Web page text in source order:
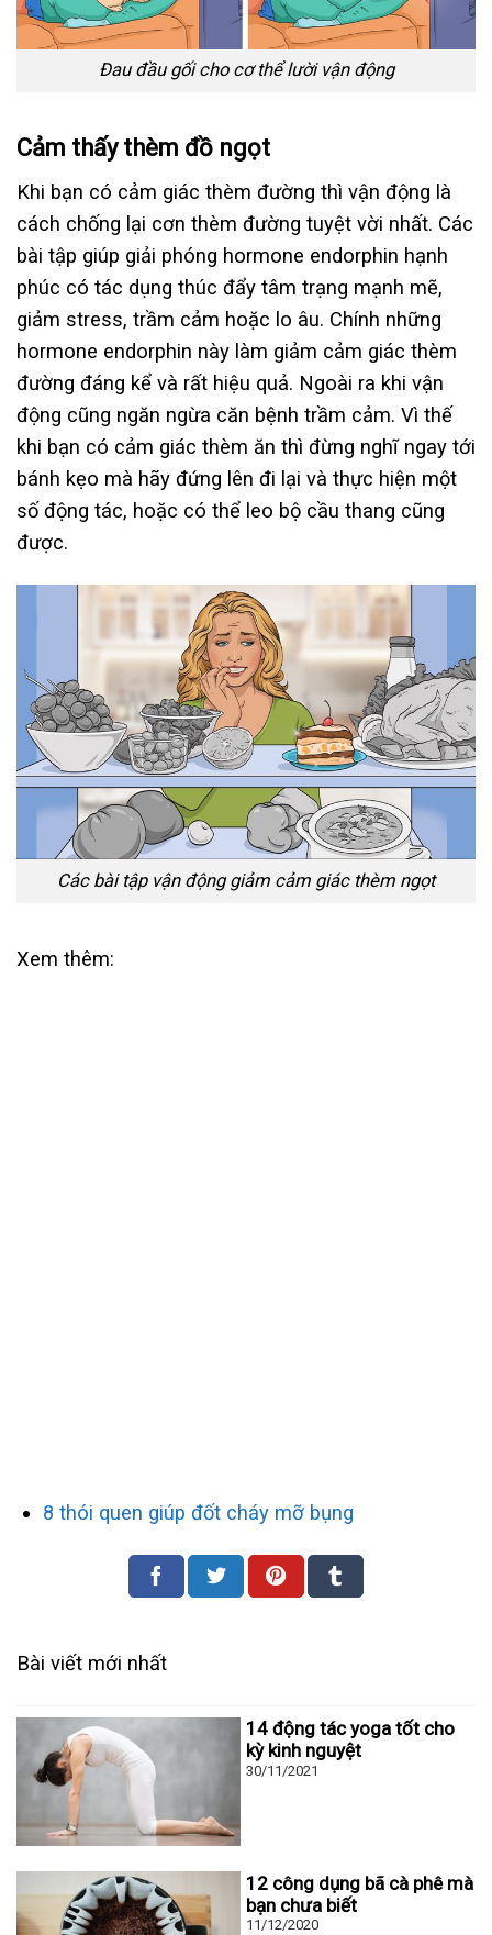
Đau đầu gối cho cơ thể lười vận động
Cảm thấy thèm đồ ngọt
Khi bạn có cảm giác thèm đường thì vận động là
cách chống lại cơn thèm đường tuyệt vời nhất. Các
bài tập giúp giải phóng hormone endorphin hạnh
phúc có tác dụng thúc đẩy tâm trạng mạnh mẽ,
giảm stress, trầm cảm hoặc lo âu. Chính những
hormone endorphin này làm giảm cảm giác thèm
đường đáng kể và rất hiệu quả. Ngoài ra khi vận
động cũng ngăn ngừa căn bệnh trầm cảm. Vì thế
khi bạn có cảm giác thèm ăn thì đừng nghĩ ngay tới
bánh kẹo mà hãy đứng lên đi lại và thực hiện một
số động tác, hoặc có thể leo bộ cầu thang cũng
được.
Các bài tập vận động giảm cảm giác thèm ngọt
Xem thêm:
8 thói quen giúp đốt cháy mỡ bụng
Bài viết mới nhất
14 động tác yoga tốt cho
kỳ kinh nguyệt
30/11/2021
12 công dụng bã cà phê mà
bạn chưa biết
11/12/2020